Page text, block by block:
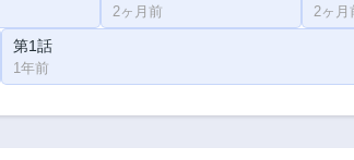
2ヶ月前 2ヶ月
第1話
1年前